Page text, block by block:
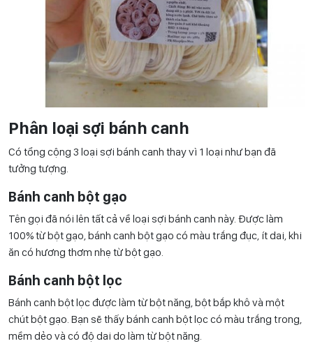
Phân loại sợi bánh canh
Có tổng cộng 3 loại sợi bánh canh thay vì 1 loại như bạn đã
tưởng tượng.
Bánh canh bột gạo
Tên gọi đã nói lên tất cả về loại sợi bánh canh này. Được làm
100% từ bột gạo, bánh canh bột gạo có màu trắng đục, ít dai, khi
ăn có hương thơm nhẹ từ bột gạo.
Bánh canh bột lọc
Bánh canh bột lọc được làm từ bột năng, bột bắp khô và một
chút bột gạo. Bạn sẽ thấy bánh canh bột lọc có màu trắng trong,
mềm dẻo và có độ dai do làm từ bột năng.